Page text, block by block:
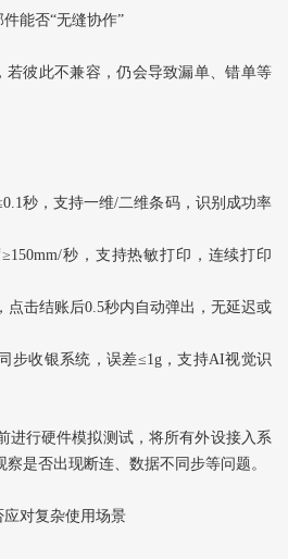
能否“无缝协作”
若彼此不兼容，仍会导致漏单、错单等
秒，支持一维/二维条码，识别成功率
秒，支持热敏打印，连续打印
点击结账后0.5秒内自动弹出，无延迟或
步收银系统，误差≤1g，支持AI视觉识
进行‌硬件模拟测试‌，将所有外设接入系
是否出现断连、数据不同步等问题。
对复杂使用场景